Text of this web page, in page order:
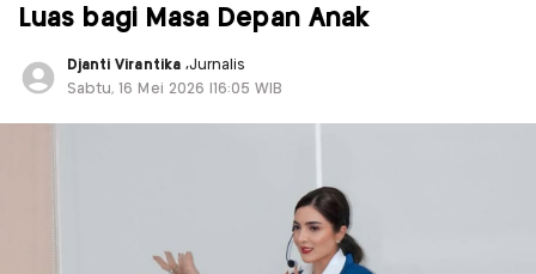
Luas bagi Masa Depan Anak
Djanti Virantika ,Jurnalis
Sabtu, 16 Mei 2026 |16:05 WIB